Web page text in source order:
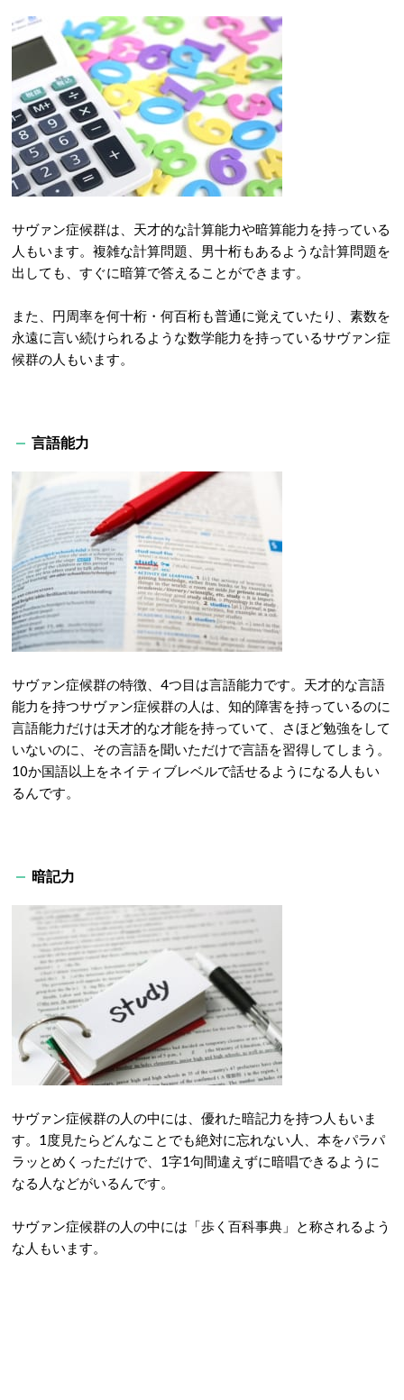
サヴァン症候群は、天才的な計算能力や暗算能力を持っている
人もいます。複雑な計算問題、男十桁もあるような計算問題を
出しても、すぐに暗算で答えることができます。
また、円周率を何十桁・何百桁も普通に覚えていたり、素数を
永遠に言い続けられるような数学能力を持っているサヴァン症
候群の人もいます。
言語能力
サヴァン症候群の特徴、4つ目は言語能力です。天才的な言語
能力を持つサヴァン症候群の人は、知的障害を持っているのに
言語能力だけは天才的な才能を持っていて、さほど勉強をして
いないのに、その言語を聞いただけで言語を習得してしまう。
10か国語以上をネイティブレベルで話せるようになる人もい
るんです。
暗記力
サヴァン症候群の人の中には、優れた暗記力を持つ人もいま
す。1度見たらどんなことでも絶対に忘れない人、本をパラパ
ラッとめくっただけで、1字1句間違えずに暗唱できるように
なる人などがいるんです。
サヴァン症候群の人の中には「歩く百科事典」と称されるよう
な人もいます。